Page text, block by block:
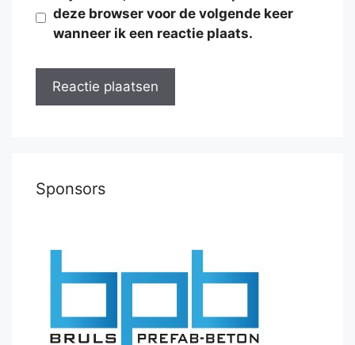
deze browser voor de volgende keer
wanneer ik een reactie plaats.
Sponsors